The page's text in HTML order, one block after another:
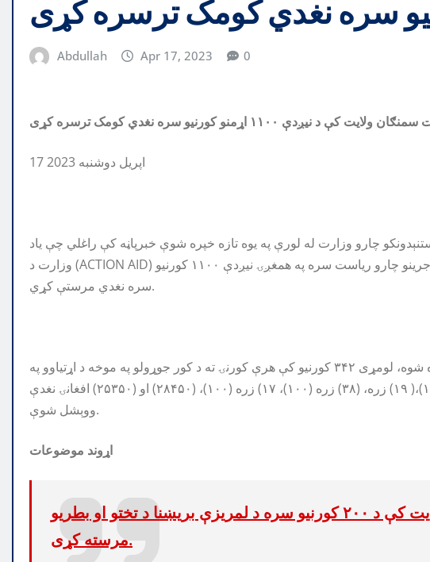
Abdullah Apr 17, 2023 0
17 اپریل دوشنبه 2023
چارو وزارت له لورې په یوه تازه خپره شوې خبرپاڼه کې راغلي چې یاد
وزارت د (ACTION AID) مؤسسې په همکارۍ سمنګان ولايت کې د مهاجرينو چارو رياست سره په همغږۍ نیږدې ۱۱۰۰ کورنيو
سره نغدي مرستې کړي.
یاده مرسته چې د دوه ورځو په اوږدو کې ترسره شوه، لومړی ۳۴۲ کورنيو کې هرې کورنۍ ته د کور جوړولو په موخه د اړتياوو په
نظر کې نيولو سره په بېلابېلو کټګوريو کې ( ۱۱۴۰۰)،( ۱۹) زره، (۳۸) زره (۱۰۰)، ۱۷) زره (۱۰۰)، (۲۸۴۵۰) او (۲۵۳۵۰) افغانۍ نغدې
ووېشل شوې.
اړوند موضوعات
کډوالو چارو وزارت نیمروز ولایت کې د ۲۰۰ کورنیو سره د لمریزې بریښنا د تختو او بطریو
مرسته کړی.